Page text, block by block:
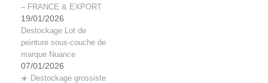
– FRANCE & EXPORT
19/01/2026
Destockage Lot de
peinture sous-couche de
marque Nuance
07/01/2026
☀️ Destockage grossiste